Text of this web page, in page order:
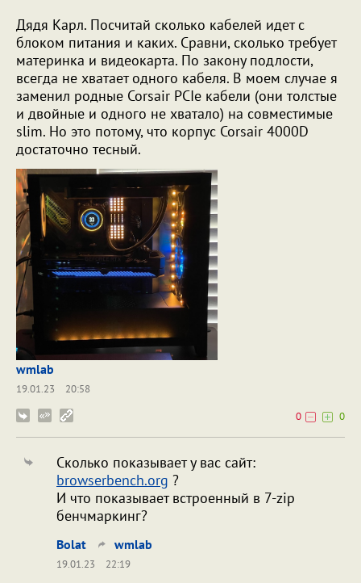
Дядя Карл. Посчитай сколько кабелей идет с
блоком питания и каких. Сравни, сколько требует
материнка и видеокарта. По закону подлости,
всегда не хватает одного кабеля. В моем случае я
заменил родные Corsair PCIe кабели (они толстые
и двойные и одного не хватало) на совместимые
slim. Но это потому, что корпус Corsair 4000D
достаточно тесный.
wmlab
19.01.23
20:58
0
0
Сколько показывает у вас сайт:
browserbench.org ?
И что показывает встроенный в 7-zip
бенчмаркинг?
Bolat wmlab
19.01.23
22:19